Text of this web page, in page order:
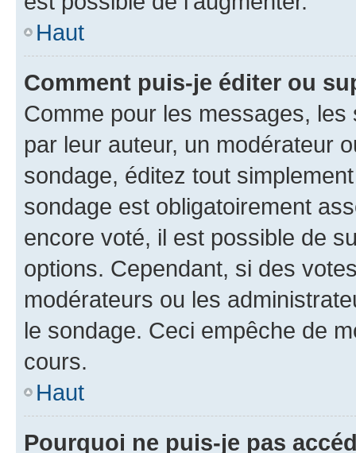
Haut
Comment puis-je éditer ou
Comme pour les messages,
par leur auteur, un modérateur
sondage, éditez tout
sondage est obligatoirement
encore voté, il est possible de
options. Cependant, si des
modérateurs ou les
le sondage. Ceci empêche de
cours.
Haut
Pourquoi ne puis-je pas